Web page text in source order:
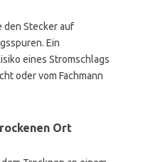
den Stecker auf
Ein
eines Stromschlags
oder vom Fachmann
Ort